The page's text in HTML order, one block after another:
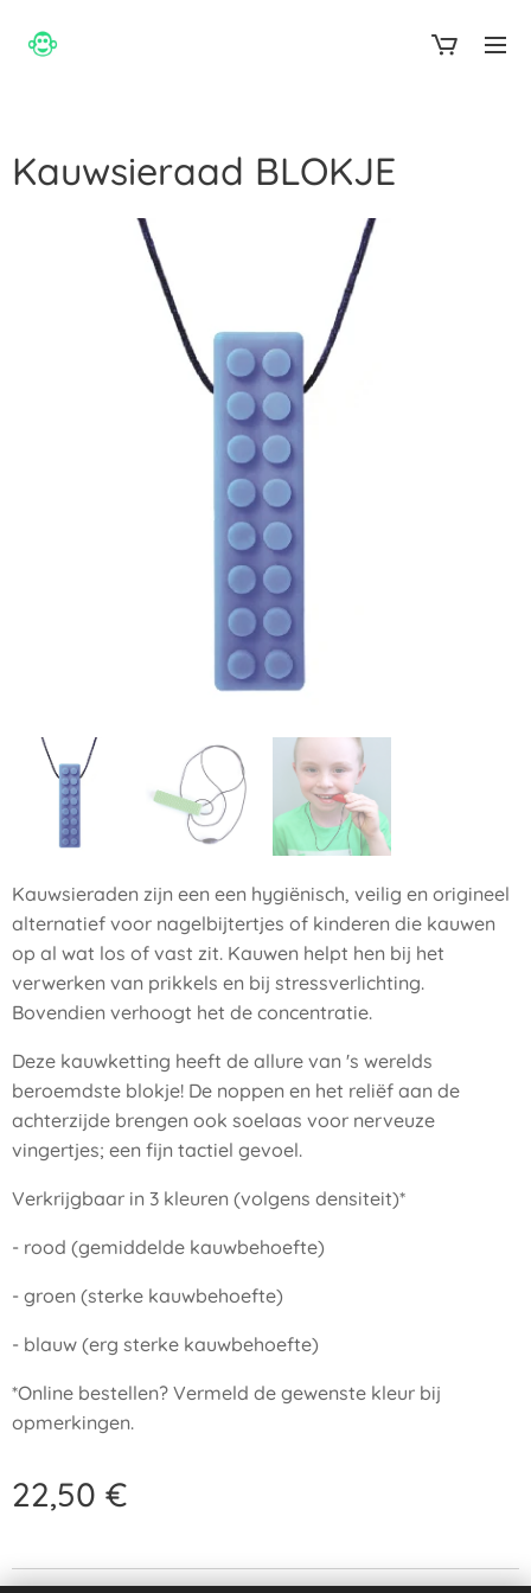
Kauwsieraad BLOKJE
Kauwsieraden zijn een een hygiënisch, veilig en origineel
alternatief voor nagelbijtertjes of kinderen die kauwen
op al wat los of vast zit. Kauwen helpt hen bij het
verwerken van prikkels en bij stressverlichting.
Bovendien verhoogt het de concentratie.
Deze kauwketting heeft de allure van 's werelds
beroemdste blokje! De noppen en het reliëf aan de
achterzijde brengen ook soelaas voor nerveuze
vingertjes; een fijn tactiel gevoel.
Verkrijgbaar in 3 kleuren (volgens densiteit)*
- rood (gemiddelde kauwbehoefte)
- groen (sterke kauwbehoefte)
- blauw (erg sterke kauwbehoefte)
*Online bestellen? Vermeld de gewenste kleur bij
opmerkingen.
22,50 €